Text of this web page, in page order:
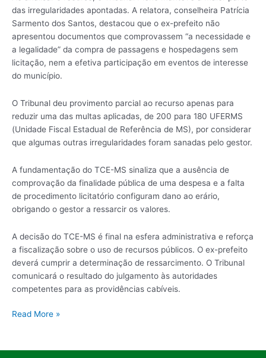
das irregularidades apontadas. A relatora, conselheira Patrícia
Sarmento dos Santos, destacou que o ex-prefeito não
apresentou documentos que comprovassem “a necessidade e
a legalidade” da compra de passagens e hospedagens sem
licitação, nem a efetiva participação em eventos de interesse
do município.
O Tribunal deu provimento parcial ao recurso apenas para
reduzir uma das multas aplicadas, de 200 para 180 UFERMS
(Unidade Fiscal Estadual de Referência de MS), por considerar
que algumas outras irregularidades foram sanadas pelo gestor.
A fundamentação do TCE-MS sinaliza que a ausência de
comprovação da finalidade pública de uma despesa e a falta
de procedimento licitatório configuram dano ao erário,
obrigando o gestor a ressarcir os valores.
A decisão do TCE-MS é final na esfera administrativa e reforça
a fiscalização sobre o uso de recursos públicos. O ex-prefeito
deverá cumprir a determinação de ressarcimento. O Tribunal
comunicará o resultado do julgamento às autoridades
competentes para as providências cabíveis.
Read More »